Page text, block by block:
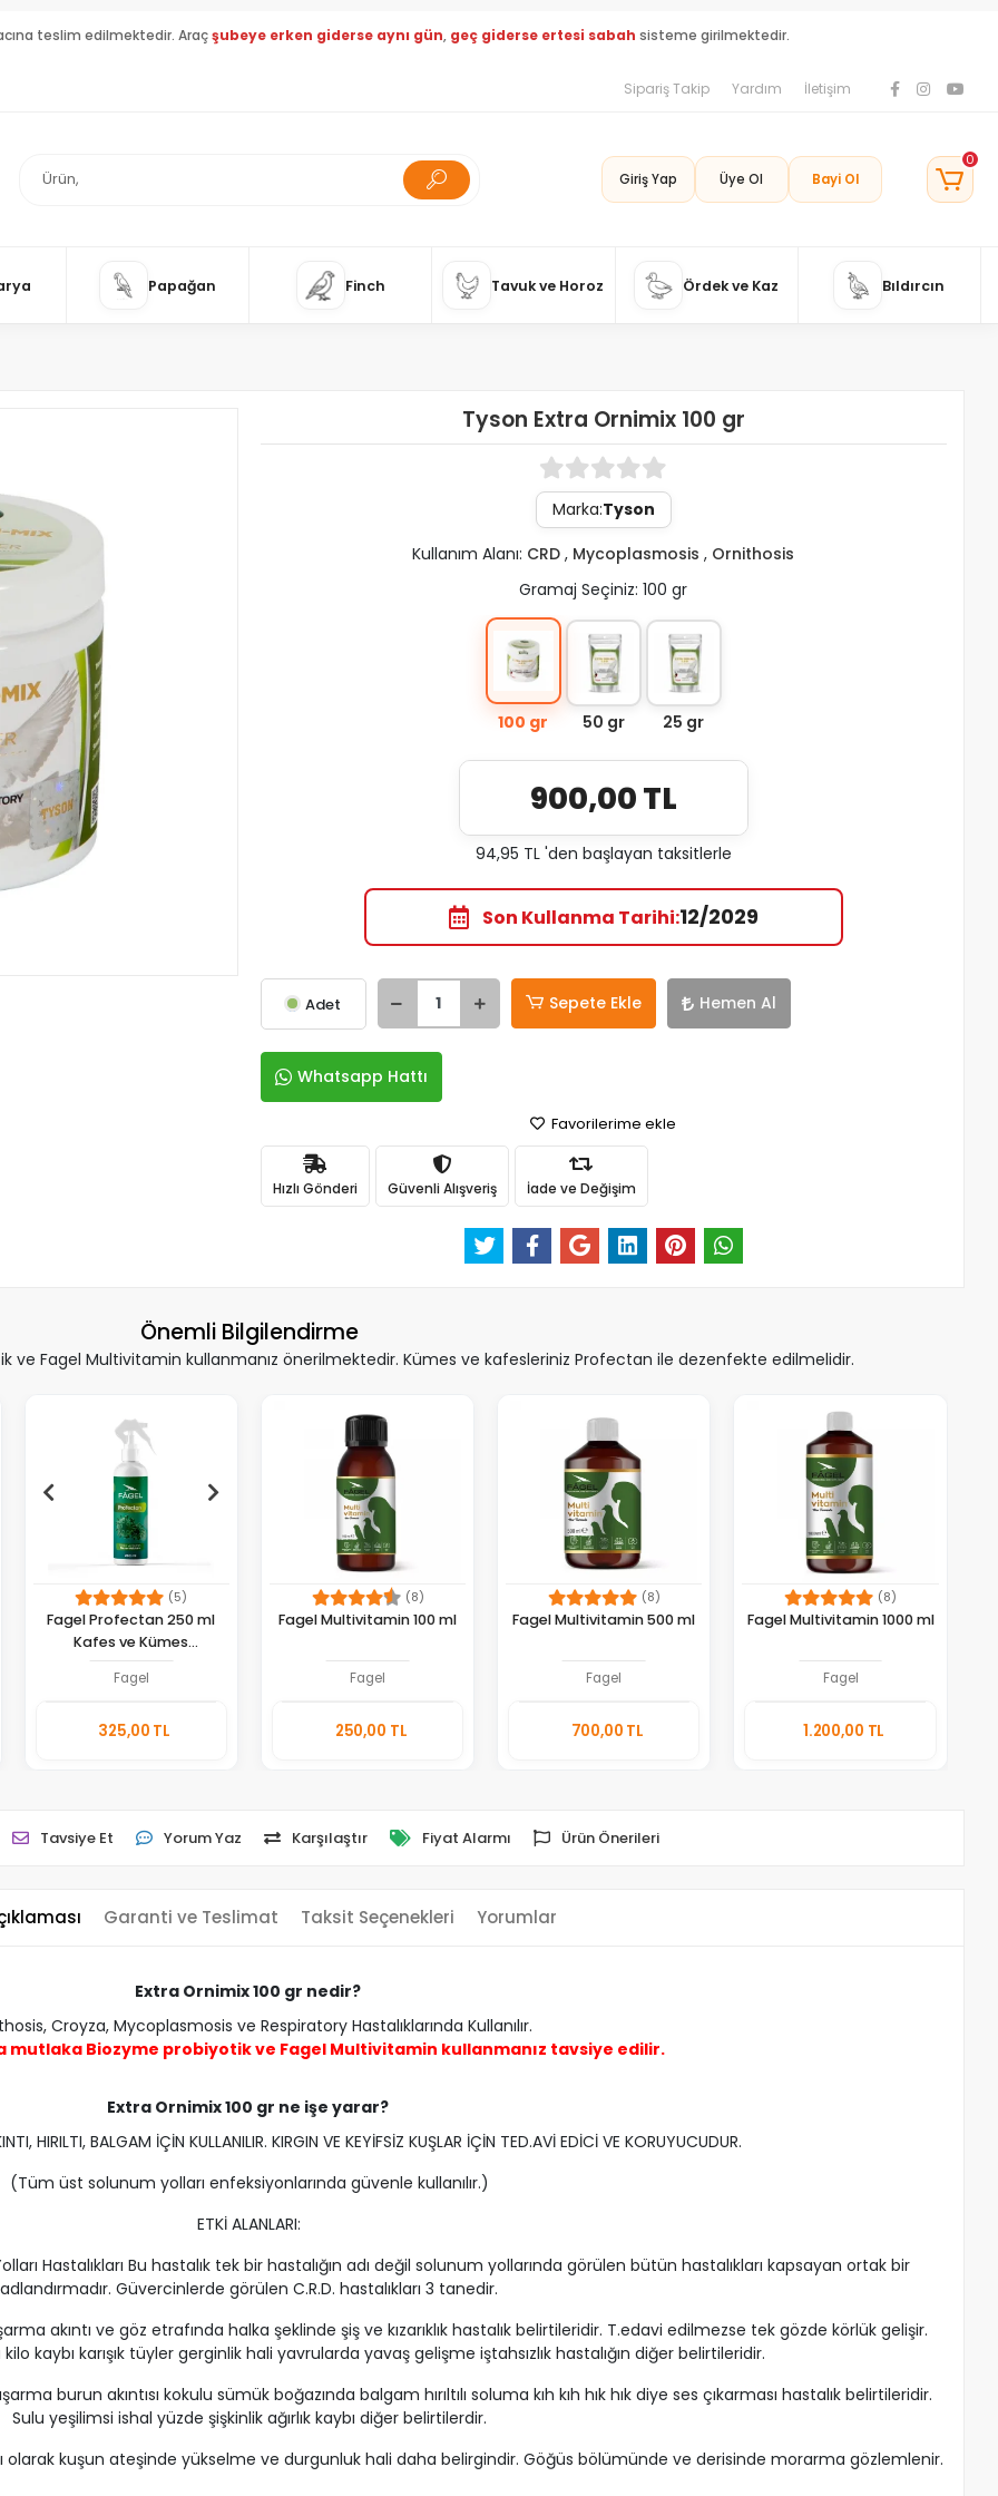
teslim edilmektedir. Araçşubeye erken giderse aynı gün, geç giderse ertesi sabah sisteme girilmektedir.
Sipariş Takip Yardım İletişim
Giriş Yap Üye Ol Bayi Ol
0
Papağan Finch Tavuk ve Horoz Ördek ve Kaz Bıldırcın
Tyson Extra Ornimix 100 gr
Marka:Tyson
Kullanım Alanı: CRD , Mycoplasmosis , Ornithosis
Gramaj Seçiniz: 100 gr
100 gr 50 gr 25 gr
900,00 TL
94,95 TL 'den başlayan taksitlerle
Son Kullanma Tarihi 12/2029
Adet Sepete Ekle Hemen Al
Whatsapp Hattı
Favorilerime ekle
Hızlı Gönderi Güvenli Alışveriş İade ve Değişim
Önemli Bilgilendirme
ve Fagel Multivitamin kullanmanız önerilmektedir. Kümes ve kafesleriniz Profectan ile dezenfekte edilmelidir.
(5)
Fagel Profectan 250 ml
Kafes ve Kümes
Dezenfektanı
Fagel
325,00 TL
(8)
Fagel Multivitamin 100 ml
Fagel
250,00 TL
(8)
Fagel Multivitamin 500 ml
Fagel
700,00 TL
(8)
Fagel Multivitamin 1000 ml
Fagel
1.200,00 TLEkle
Tavsiye Et Yorum Yaz Karşılaştır Fiyat Alarmı Ürün Önerileri
Garanti ve Teslimat Taksit Seçenekleri Yorumlar
Extra Ornimix 100 gr nedir?
Croyza, Mycoplasmosis ve Respiratory Hastalıklarında Kullanılır.
mutlaka Biozyme probiyotikve Fagel Multivitamin kullanmanız tavsiye edilir.
Extra Ornimix 100 gr ne işe yarar?
HIRILTI, BALGAM İÇİN KULLANILIR. KIRGIN VE KEYİFSİZ KUŞLAR İÇİN TED.AVİ EDİCİ VE KORUYUCUDUR.
(Tüm üst solunum yolları enfeksiyonlarında güvenle kullanılır.)
ETKİ ALANLARI:
Hastalıkları Bu hastalık tek bir hastalığın adı değil solunum yollarında görülen bütün hastalıkları kapsayan ortak bir
adlandırmadır. Güvercinlerde görülen C.R.D. hastalıkları 3 tanedir.
akıntı ve göz etrafında halka şeklinde şiş ve kızarıklık hastalık belirtileridir. T.edavi edilmezse tek gözde körlük gelişir.
kaybı karışık tüyler gerginlik hali yavrularda yavaş gelişme iştahsızlık hastalığın diğer belirtileridir.
burun akıntısı kokulu sümük boğazında balgam hırıltılı soluma kıh kıh hık hık diye ses çıkarması hastalık belirtileridir.
Sulu yeşilimsi ishal yüzde şişkinlik ağırlık kaybı diğer belirtilerdir.
olarak kuşun ateşinde yükselme ve durgunluk hali daha belirgindir. Göğüs bölümünde ve derisinde morarma gözlemlenir.